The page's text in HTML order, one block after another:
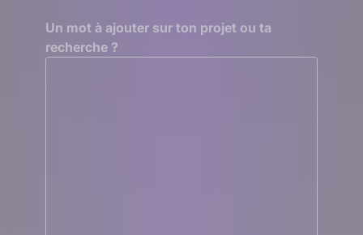
Un mot à ajouter sur ton projet ou ta
recherche ?